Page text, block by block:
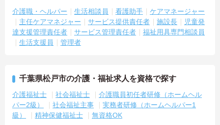
介護職・ヘルパー 生活相談員 看護助手
ケアマネージャー
主任ケアマネジャー
サービス提供責任者 施設長
児童発
達支援管理責任者
サービス管理責任者
福祉用具専門相談員
生活支援員
管理者
千葉県松戸市の介護・福祉求人を資格で探す
介護福祉士 社会福祉士
介護職員初任者研修（ホームヘル
パー2級）
社会福祉主事
実務者研修（ホームヘルパー1
級）
精神保健福祉士 無資格OK